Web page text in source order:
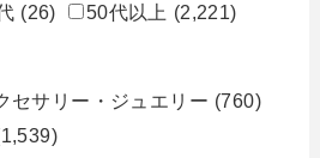
(26) 50代以上 (2,221)
セサリー・ジュエリー (760)